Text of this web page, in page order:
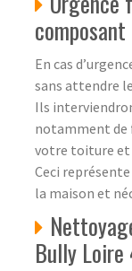
En cas
sans attendre
Ils
notamment de
votre toiture et
Ceci
la maison et
Bully Loire